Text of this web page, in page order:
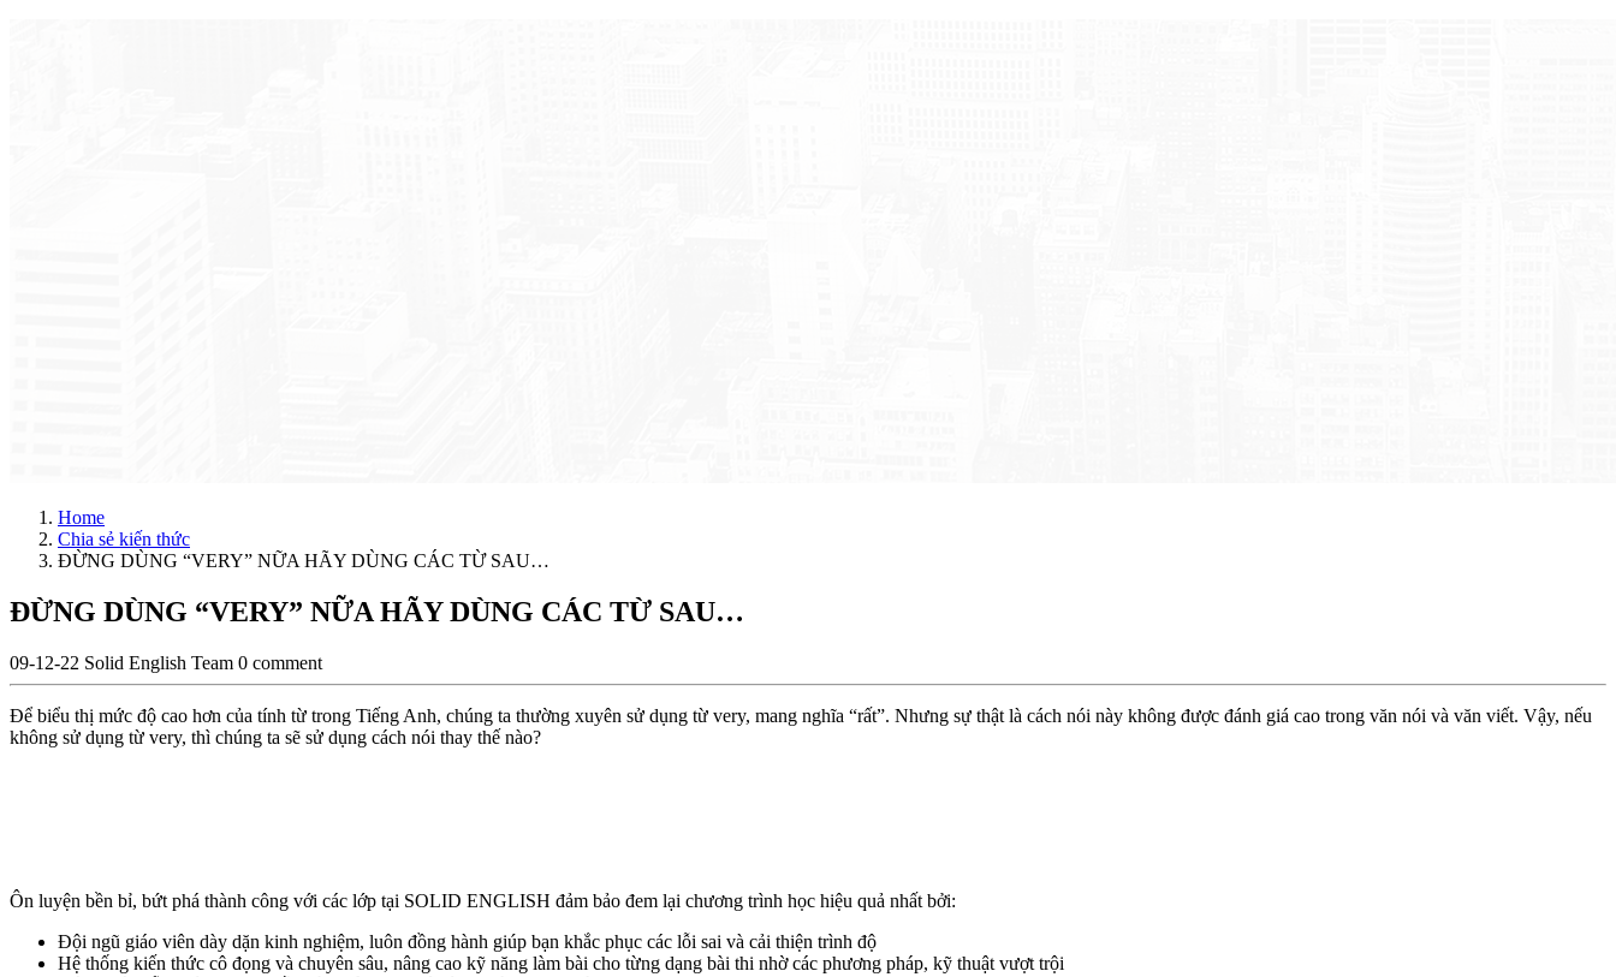
Home
Chia sẻ kiến thức
ĐỪNG DÙNG “VERY” NỮA HÃY DÙNG CÁC TỪ SAU…
ĐỪNG DÙNG “VERY” NỮA HÃY DÙNG CÁC TỪ SAU…
09-12-22 Solid English Team 0 comment
Để biểu thị mức độ cao hơn của tính từ trong Tiếng Anh, chúng ta thường xuyên sử dụng từ very, mang nghĩa “rất”. Nhưng sự thật là cách nói này không được đánh giá cao trong văn nói và văn viết. Vậy, nếu
không sử dụng từ very, thì chúng ta sẽ sử dụng cách nói thay thế nào?
Ôn luyện bền bỉ, bứt phá thành công với các lớp tại SOLID ENGLISH đảm bảo đem lại chương trình học hiệu quả nhất bởi:
Đội ngũ giáo viên dày dặn kinh nghiệm, luôn đồng hành giúp bạn khắc phục các lỗi sai và cải thiện trình độ
Hệ thống kiến thức cô đọng và chuyên sâu, nâng cao kỹ năng làm bài cho từng dạng bài thi nhờ các phương pháp, kỹ thuật vượt trội